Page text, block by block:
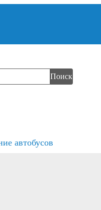
Поиск
автобусов